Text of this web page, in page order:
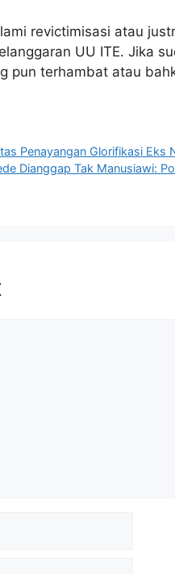
revictimisasi atau
UU ITE. Jika
pun terhambat atau
Penayangan Glorifikasi Eks
Dianggap Tak Manusiawi: